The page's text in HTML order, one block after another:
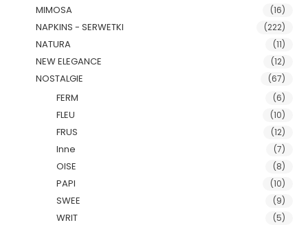
MIMOSA (16)
NAPKINS - SERWETKI (222)
NATURA (11)
NEW ELEGANCE (12)
NOSTALGIE (67)
FERM (6)
FLEU (10)
FRUS (12)
Inne (7)
OISE (8)
PAPI (10)
SWEE (9)
WRIT (5)